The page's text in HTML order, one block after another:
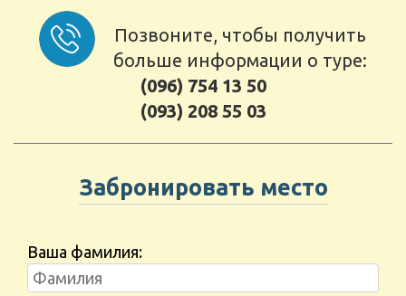
Позвоните, чтобы получить
больше информации о туре:
(096) 754 13 50
(093) 208 55 03
Забронировать место
Ваша фамилия: